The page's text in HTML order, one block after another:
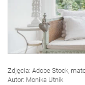
Zdjęcia: Adobe Stock,
Autor: Monika Utnik